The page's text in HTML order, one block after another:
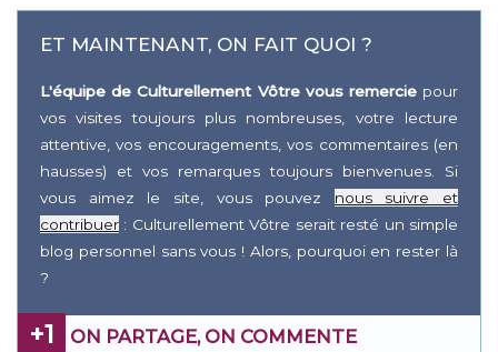
ET MAINTENANT, ON FAIT QUOI ?
L'équipe de Culturellement Vôtre vous remerciepour
vos visites toujours plus nombreuses, votre lecture
attentive, vos encouragements, vos commentaires (en
hausses) et vos remarques toujours bienvenues. Si
vous aimez le site, vous pouvez nous suivre et
contribuer : Culturellement Vôtre serait resté un simple
blog personnel sans vous ! Alors, pourquoi en rester là
?
+1 ON PARTAGE, ON COMMENTE